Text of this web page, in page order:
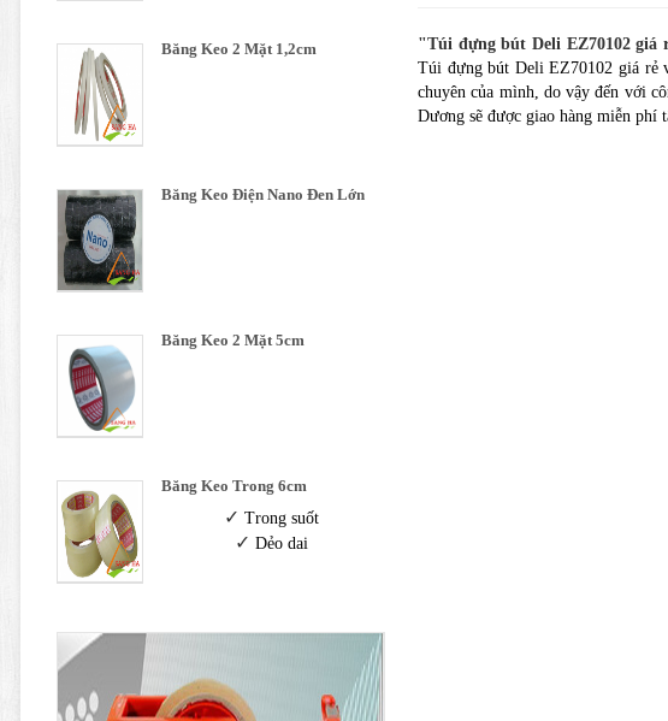
Băng Keo 2 Mặt 1,2cm
Băng Keo Điện Nano Đen Lớn
Băng Keo 2 Mặt 5cm
Băng Keo Trong 6cm
✓ Trong suốt
✓ Dẻo dai
"Túi đựng bút Deli EZ70102 giá
Túi đựng bút Deli EZ70102 giá rẻ
chuyên của mình, do vậy đến với
Dương sẽ được giao hàng miễn phí